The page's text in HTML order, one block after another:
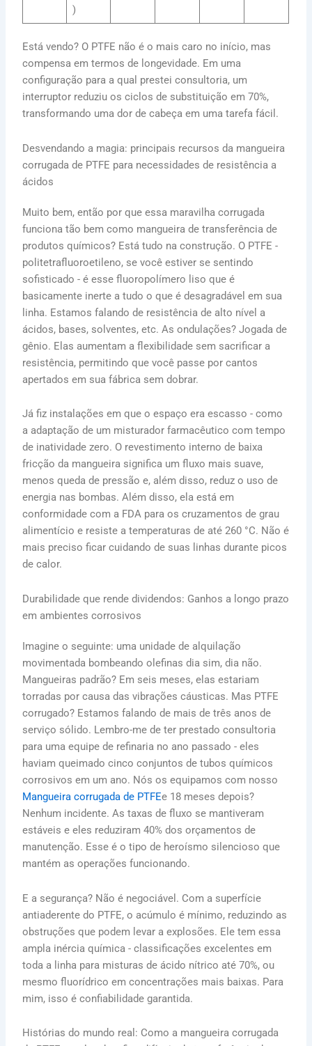
)
Está vendo? O PTFE não é o mais caro no início, mas
compensa em termos de longevidade. Em uma
configuração para a qual prestei consultoria, um
interruptor reduziu os ciclos de substituição em 70%,
transformando uma dor de cabeça em uma tarefa fácil.
Desvendando a magia: principais recursos da mangueira
corrugada de PTFE para necessidades de resistência a
ácidos
Muito bem, então por que essa maravilha corrugada
funciona tão bem como mangueira de transferência de
produtos químicos? Está tudo na construção. O PTFE -
politetrafluoroetileno, se você estiver se sentindo
sofisticado - é esse fluoropolímero liso que é
basicamente inerte a tudo o que é desagradável em sua
linha. Estamos falando de resistência de alto nível a
ácidos, bases, solventes, etc. As ondulações? Jogada de
gênio. Elas aumentam a flexibilidade sem sacrificar a
resistência, permitindo que você passe por cantos
apertados em sua fábrica sem dobrar.
Já fiz instalações em que o espaço era escasso - como
a adaptação de um misturador farmacêutico com tempo
de inatividade zero. O revestimento interno de baixa
fricção da mangueira significa um fluxo mais suave,
menos queda de pressão e, além disso, reduz o uso de
energia nas bombas. Além disso, ela está em
conformidade com a FDA para os cruzamentos de grau
alimentício e resiste a temperaturas de até 260 °C. Não é
mais preciso ficar cuidando de suas linhas durante picos
de calor.
Durabilidade que rende dividendos: Ganhos a longo prazo
em ambientes corrosivos
Imagine o seguinte: uma unidade de alquilação
movimentada bombeando olefinas dia sim, dia não.
Mangueiras padrão? Em seis meses, elas estariam
torradas por causa das vibrações cáusticas. Mas PTFE
corrugado? Estamos falando de mais de três anos de
serviço sólido. Lembro-me de ter prestado consultoria
para uma equipe de refinaria no ano passado - eles
haviam queimado cinco conjuntos de tubos químicos
corrosivos em um ano. Nós os equipamos com nosso
Mangueira corrugada de PTFEe 18 meses depois?
Nenhum incidente. As taxas de fluxo se mantiveram
estáveis e eles reduziram 40% dos orçamentos de
manutenção. Esse é o tipo de heroísmo silencioso que
mantém as operações funcionando.
E a segurança? Não é negociável. Com a superfície
antiaderente do PTFE, o acúmulo é mínimo, reduzindo as
obstruções que podem levar a explosões. Ele tem essa
ampla inércia química - classificações excelentes em
toda a linha para misturas de ácido nítrico até 70%, ou
mesmo fluorídrico em concentrações mais baixas. Para
mim, isso é confiabilidade garantida.
Histórias do mundo real: Como a mangueira corrugada